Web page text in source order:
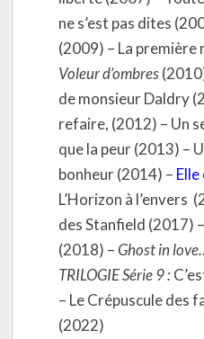
ne s’est pas dites
(2009) – La première
Voleur d’ombres
de monsieur Daldry
refaire, (2012) – Un
que la peur (2013) –
bonheur (2014) –
L’Horizon à l’envers
des Stanfield (2017) –
(2018) –Ghost in
TRILOGIE Série 9 :
– Le Crépuscule des
(2022)